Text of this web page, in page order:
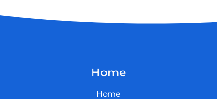
Home
Home